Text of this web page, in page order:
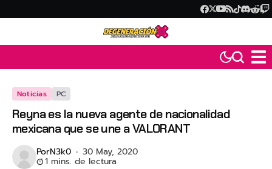
Noticias PC
Reyna es la nueva agente de nacionalidad
mexicana que se une a VALORANT
PorN3k0 30 May, 2020
1 mins. de lectura